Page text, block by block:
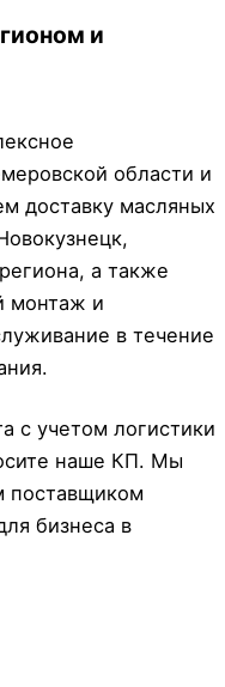
и
области и
доставку масляных
а также
монтаж и
в течение
с учетом логистики
наше КП. Мы
поставщиком
бизнеса в